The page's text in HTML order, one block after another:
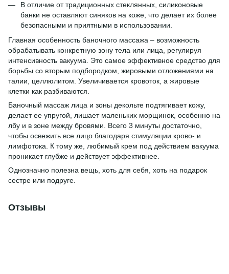
В отличие от традиционных стеклянных, силиконовые
банки не оставляют синяков на коже, что делает их более
безопасными и приятными в использовании.
Главная особенность баночного массажа – возможность
обрабатывать конкретную зону тела или лица, регулируя
интенсивность вакуума. Это самое эффективное средство для
борьбы со вторым подбородком, жировыми отложениями на
талии, целлюлитом. Увеличивается кровоток, а жировые
клетки как разбиваются.
Баночный массаж лица и зоны декольте подтягивает кожу,
делает ее упругой, лишает маленьких морщинок, особенно на
лбу и в зоне между бровями. Всего 3 минуты достаточно,
чтобы освежить все лицо благодаря стимуляции крово- и
лимфотока. К тому же, любимый крем под действием вакуума
проникает глубже и действует эффективнее.
Однозначно полезна вещь, хоть для себя, хоть на подарок
сестре или подруге.
Отзывы